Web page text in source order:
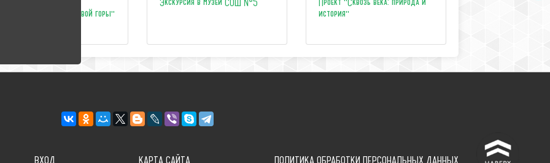
"Исследователи Андреевой горы"
Экскурсия в музей СОШ №5
Проект "Сквозь века: природа и
история"
^
ВХОД КАРТА САЙТА ПОЛИТИКА ОБРАБОТКИ ПЕРСОНАЛЬНЫХ ДАННЫХ